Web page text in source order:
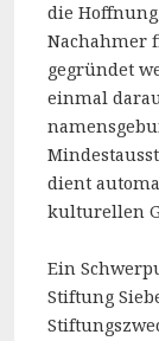
die
Nachahmer
gegründet
einmal
dient
kulturellen
Ein
Stiftung